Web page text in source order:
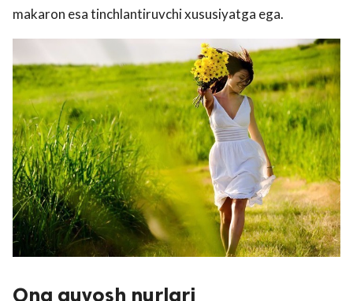
makaron esa tinchlantiruvchi xususiyatga ega.
Ona quyosh nurlari